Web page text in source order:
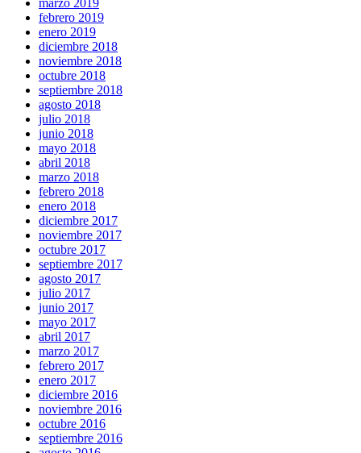
marzo 2019
febrero 2019
enero 2019
diciembre 2018
noviembre 2018
octubre 2018
septiembre 2018
agosto 2018
julio 2018
junio 2018
mayo 2018
abril 2018
marzo 2018
febrero 2018
enero 2018
diciembre 2017
noviembre 2017
octubre 2017
septiembre 2017
agosto 2017
julio 2017
junio 2017
mayo 2017
abril 2017
marzo 2017
febrero 2017
enero 2017
diciembre 2016
noviembre 2016
octubre 2016
septiembre 2016